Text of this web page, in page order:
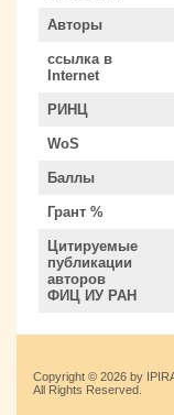
Авторы
ссылка в
Internet
РИНЦ
WoS
Баллы
Грант %
Цитируемые
публикации
авторов
ФИЦ ИУ РАН
Copyright © 2026 by
All Rights Reserved.